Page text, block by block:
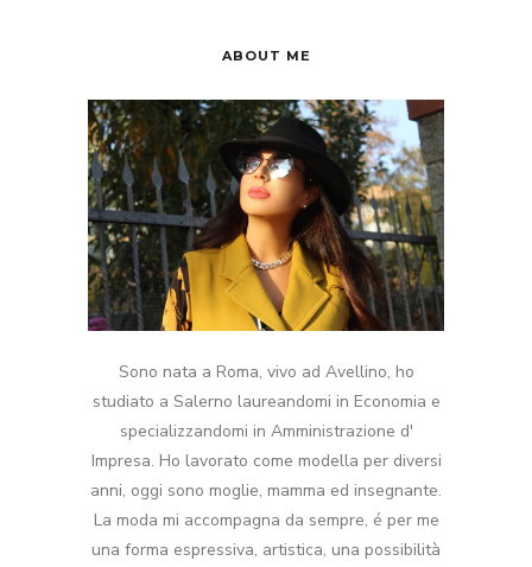
ABOUT ME
Sono nata a Roma, vivo ad Avellino, ho
studiato a Salerno laureandomi in Economia e
specializzandomi in Amministrazione d'
Impresa. Ho lavorato come modella per diversi
anni, oggi sono moglie, mamma ed insegnante.
La moda mi accompagna da sempre, é per me
una forma espressiva, artistica, una possibilità